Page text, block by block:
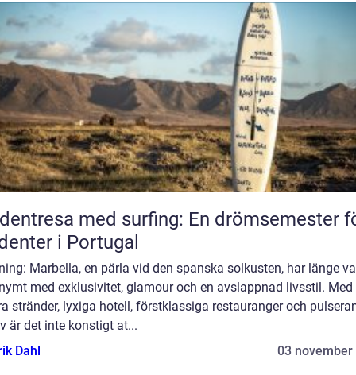
med surfing: En drömsemester
i Portugal
Marbella, en pärla vid den spanska solkusten, har länge
med exklusivitet, glamour och en avslappnad livsstil. Med
stränder, lyxiga hotell, förstklassiga restauranger och
är det inte konstigt at...
Dahl
03 november